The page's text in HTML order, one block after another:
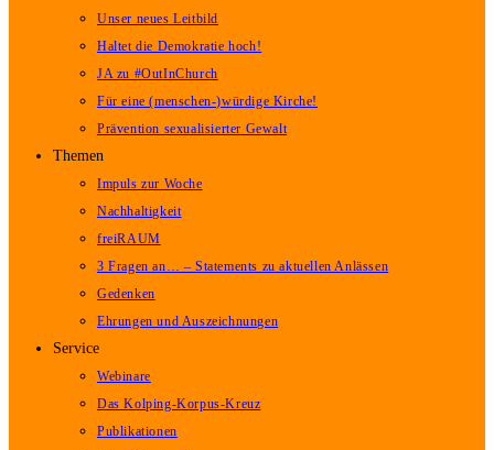
Unser neues Leitbild
Haltet die Demokratie hoch!
JA zu #OutInChurch
Für eine (menschen-)würdige Kirche!
Prävention sexualisierter Gewalt
Themen
Impuls zur Woche
Nachhaltigkeit
freiRAUM
3 Fragen an… – Statements zu aktuellen Anlässen
Gedenken
Ehrungen und Auszeichnungen
Service
Webinare
Das Kolping-Korpus-Kreuz
Publikationen